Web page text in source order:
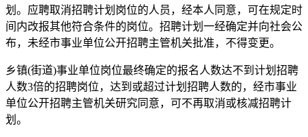
划。应聘取消招聘计划岗位的人员，经本人同意，可在规定时
间内改报其他符合条件的岗位。招聘计划一经确定并向社会公
布，未经市事业单位公开招聘主管机关批准，不得变更。
乡镇(街道)事业单位岗位最终确定的报名人数达不到计划招聘
人数3倍的招聘岗位，达到或超过计划招聘人数的，经市事业
单位公开招聘主管机关研究同意，可不再取消或核减招聘计
划。